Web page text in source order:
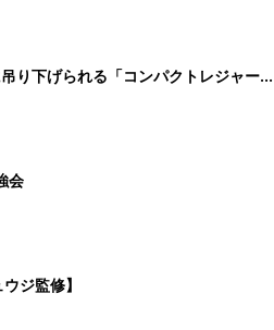
り下げられる「コンパクトレジャーシ
会
ジ監修】